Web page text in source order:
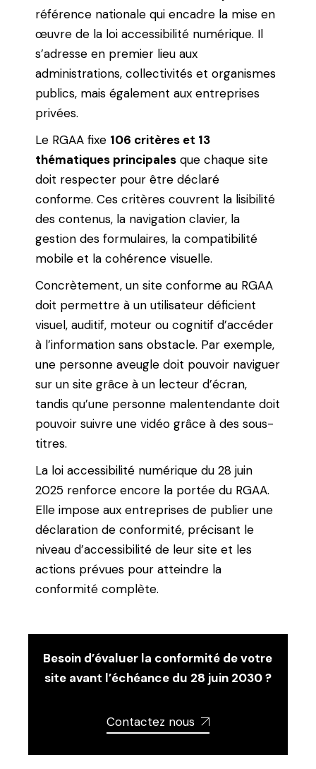
référence nationale qui encadre la mise en
œuvre de la loi accessibilité numérique. Il
s’adresse en premier lieu aux
administrations, collectivités et organismes
publics, mais également aux entreprises
privées.
Le RGAA fixe 106 critères et 13
thématiques principales que chaque site
doit respecter pour être déclaré
conforme. Ces critères couvrent la lisibilité
des contenus, la navigation clavier, la
gestion des formulaires, la compatibilité
mobile et la cohérence visuelle.
Concrètement, un site conforme au RGAA
doit permettre à un utilisateur déficient
visuel, auditif, moteur ou cognitif d’accéder
à l’information sans obstacle. Par exemple,
une personne aveugle doit pouvoir naviguer
sur un site grâce à un lecteur d’écran,
tandis qu’une personne malentendante doit
pouvoir suivre une vidéo grâce à des sous-
titres.
La loi accessibilité numérique du 28 juin
2025 renforce encore la portée du RGAA.
Elle impose aux entreprises de publier une
déclaration de conformité, précisant le
niveau d’accessibilité de leur site et les
actions prévues pour atteindre la
conformité complète.
Besoin d’évaluer la conformité de votre
site avant l’échéance du 28 juin 2030 ?
Contactez nous